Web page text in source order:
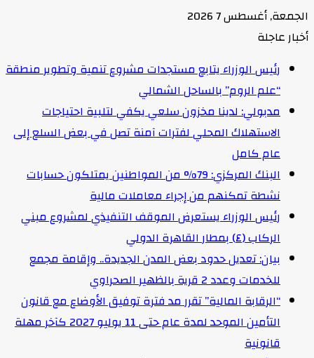
الجمعة, أغسطس 7 2026
أخبار عاجلة
رئيس الوزراء يتابع مستجدات مشروع تنمية وتطوير منطقة
“علم الروم” بالساحل الشمالي
مدبولي: لدينا مخزون سلعي يكفي لتلبية احتياجات
الاستهلاك المحلي لفترات آمنة تصل في بعض السلع إلى
عام كامل
البنك المركزي: 79% من المواطنين يمتلكون حسابات
نشطة تمكنهم من إجراء معاملات مالية
رئيس الوزراء يستعرض الموقف التنفيذي لمشروع مبني
الركاب (٤) بمطار القاهرة الدولي
بيان: تعديل حدود بعض المدن الجديدة.. وإقامة مجمع
للخدمات وعدد 2 قرية بالظهير الصحراوي
“الرقابة المالية” تقرر مد فترة توفيق الأوضاع مع قانون
التأمين الموحد لمدة عام حتى 11 يوليو 2027 كآخر مهلة
قانونية